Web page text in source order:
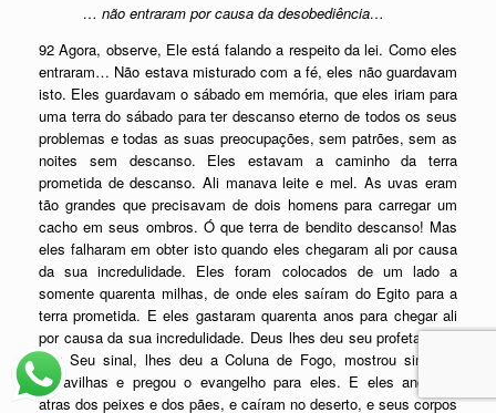
… não entraram por causa da desobediência…
92 Agora, observe, Ele está falando a respeito da lei. Como eles
entraram… Não estava misturado com a fé, eles não guardavam
isto. Eles guardavam o sábado em memória, que eles iriam para
uma terra do sábado para ter descanso eterno de todos os seus
problemas e todas as suas preocupações, sem patrões, sem as
noites sem descanso. Eles estavam a caminho da terra
prometida de descanso. Ali manava leite e mel. As uvas eram
tão grandes que precisavam de dois homens para carregar um
cacho em seus ombros. Ó que terra de bendito descanso! Mas
eles falharam em obter isto quando eles chegaram ali por causa
da sua incredulidade. Eles foram colocados de um lado a
somente quarenta milhas, de onde eles saíram do Egito para a
terra prometida. E eles gastaram quarenta anos para chegar ali
por causa da sua incredulidade. Deus lhes deu seu profeta, lhes
deu Seu sinal, lhes deu a Coluna de Fogo, mostrou sinais e
maravilhas e pregou o evangelho para eles. E eles andaram
atras dos peixes e dos pães, e caíram no deserto, e seus corpos